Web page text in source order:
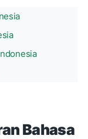
Bahasa